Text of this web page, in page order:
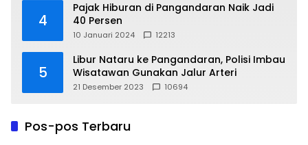
4
Pajak Hiburan di Pangandaran Naik Jadi
40 Persen
10 Januari 2024 12213
5
Libur Nataru ke Pangandaran, Polisi Imbau
Wisatawan Gunakan Jalur Arteri
21 Desember 2023 10694
Pos-pos Terbaru